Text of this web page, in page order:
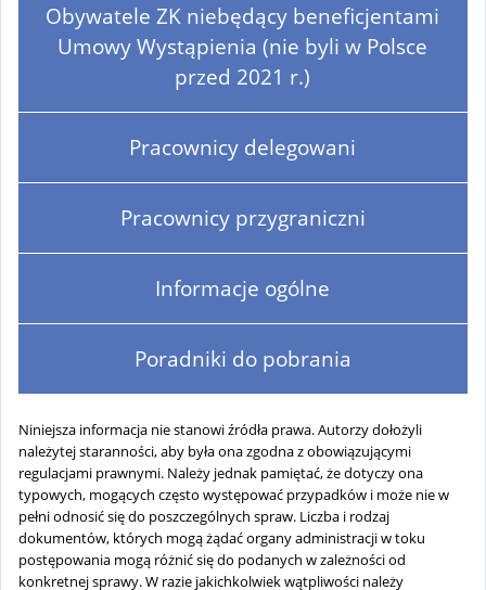
Obywatele ZK niebędący beneficjentami
Umowy Wystąpienia (nie byli w Polsce
przed 2021 r.)
Pracownicy delegowani
Pracownicy przygraniczni
Informacje ogólne
Poradniki do pobrania
Niniejsza informacja nie stanowi źródła prawa. Autorzy dołożyli
należytej staranności, aby była ona zgodna z obowiązującymi
regulacjami prawnymi. Należy jednak pamiętać, że dotyczy ona
typowych, mogących często występować przypadków i może nie w
pełni odnosić się do poszczególnych spraw. Liczba i rodzaj
dokumentów, których mogą żądać organy administracji w toku
postępowania mogą różnić się do podanych w zależności od
konkretnej sprawy. W razie jakichkolwiek wątpliwości należy